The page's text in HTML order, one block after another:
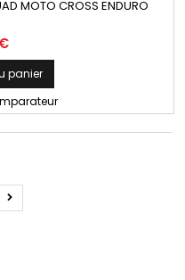
MOTO CROSS ENDURO
panier